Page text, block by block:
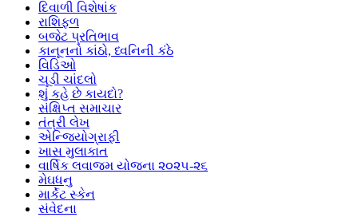
દિવાળી વિશેષાંક
રાશિફળ
બજેટ પ્રતિભાવ
કાનૂનનો કાંઠો, ધ્વનિની કંઠે
વિડિઓ
ચૂડી ચાંદલો
શું કહે છે કાયદો?
સંક્ષિપ્ત સમાચાર
તંત્રી લેખ
એન્જિયોગ્રાફી
ખાસ મુલાકાત
વાર્ષિક લવાજમ યોજના ૨૦૨૫-૨૬
મેઘધનુ
માર્કેટ સ્કેન
સંવેદના